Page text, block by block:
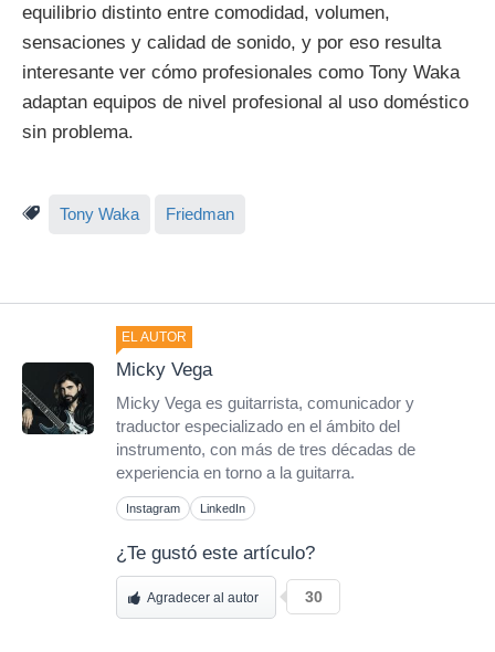
equilibrio distinto entre comodidad, volumen,
sensaciones y calidad de sonido, y por eso resulta
interesante ver cómo profesionales como Tony Waka
adaptan equipos de nivel profesional al uso doméstico
sin problema.
Tony Waka Friedman
EL AUTOR
Micky Vega
Micky Vega es guitarrista, comunicador y
traductor especializado en el ámbito del
instrumento, con más de tres décadas de
experiencia en torno a la guitarra.
Instagram LinkedIn
¿Te gustó este artículo?
Agradecer al autor 30